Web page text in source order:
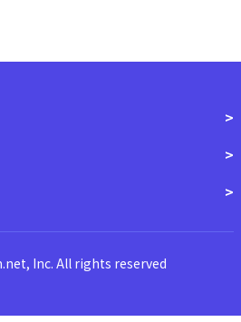
Inc. All rights reserved